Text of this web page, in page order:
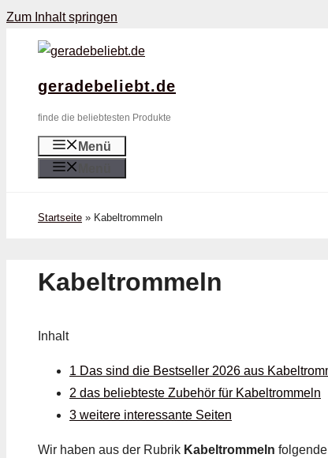
Zum Inhalt springen
geradebeliebt.de
finde die beliebtesten Produkte
Menü
Startseite » Kabeltrommeln
Kabeltrommeln
Inhalt
1 Das sind die Bestseller 2026 aus
2 das beliebteste Zubehör für Kabeltrommeln
3 weitere interessante Seiten
Wir haben aus der Rubrik Kabeltrommeln